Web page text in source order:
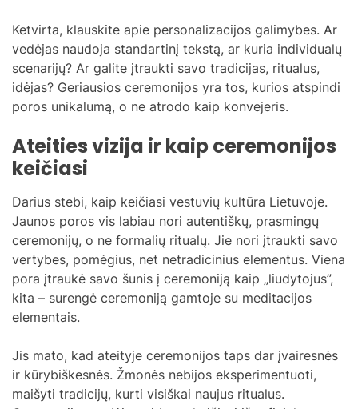
Ketvirta, klauskite apie personalizacijos galimybes. Ar
vedėjas naudoja standartinį tekstą, ar kuria individualų
scenarijų? Ar galite įtraukti savo tradicijas, ritualus,
idėjas? Geriausios ceremonijos yra tos, kurios atspindi
poros unikalumą, o ne atrodo kaip konvejeris.
Ateities vizija ir kaip ceremonijos
keičiasi
Darius stebi, kaip keičiasi vestuvių kultūra Lietuvoje.
Jaunos poros vis labiau nori autentiškų, prasmingų
ceremonijų, o ne formalių ritualų. Jie nori įtraukti savo
vertybes, pomėgius, net netradicinius elementus. Viena
pora įtraukė savo šunis į ceremoniją kaip „liudytojus”,
kita – surengė ceremoniją gamtoje su meditacijos
elementais.
Jis mato, kad ateityje ceremonijos taps dar įvairesnės
ir kūrybiškesnės. Žmonės nebijos eksperimentuoti,
maišyti tradicijų, kurti visiškai naujus ritualus.